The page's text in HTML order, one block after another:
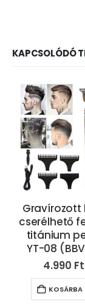
KAPCSOLÓDÓ
Gravírozott
cserélhető
titánium
YT-08
4.990 Ft
KOSÁRBA